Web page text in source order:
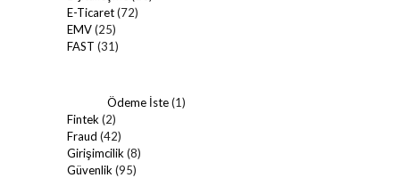
E-Ticaret(72)
EMV(25)
FAST (31)
Ödeme İste(1)
Fintek (2)
Fraud (42)
Girişimcilik (8)
Güvenlik (95)